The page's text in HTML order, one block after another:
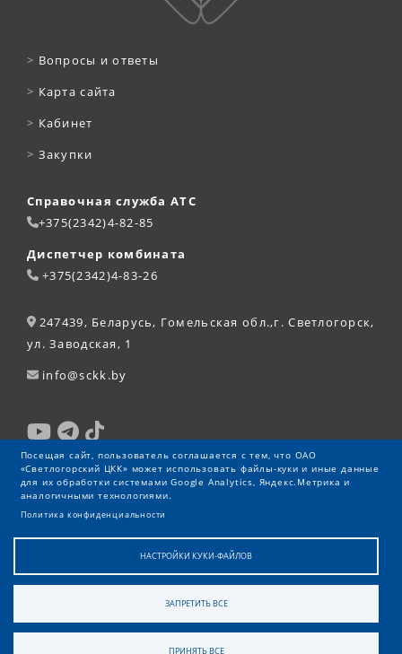
> Вопросы и ответы
> Карта сайта
> Кабинет
> Закупки
Справочная служба АТС
+375(2342)4-82-85
Диспетчер комбината
+375(2342)4-83-26
247439, Беларусь, Гомельская обл.,г. Светлогорск,
ул. Заводская, 1
info@sckk.by
Посещая сайт, пользователь соглашается с тем, что ОАО
«Светлогорский ЦКК» может использовать файлы-куки и иные данные
для их обработки системами Google Analytics, Яндекс.Метрика и
аналогичными технологиями.
Политика конфиденциальности
НАСТРОЙКИ КУКИ-ФАЙЛОВ
ЗАПРЕТИТЬ ВСЕ
ПРИНЯТЬ ВСЕ